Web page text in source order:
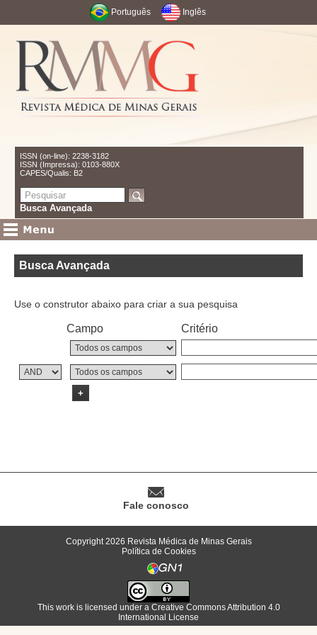
Português Inglês
ISSN (on-line): 2238-3182
ISSN (Impressa): 0103-880X
CAPES/Qualis: B2
Busca Avançada
Busca Avançada
Use o construtor abaixo para criar a sua pesquisa
Campo Critério
+
Fale conosco
Copyright 2026 Revista Médica de Minas Gerais
Política de Cookies
This work is licensed under a Creative Commons Attribution 4.0
International License